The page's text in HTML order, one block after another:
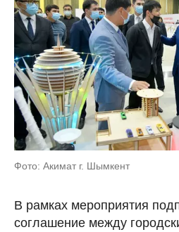
Фото: Акимат г. Шымкент
В рамках мероприятия
соглашение между